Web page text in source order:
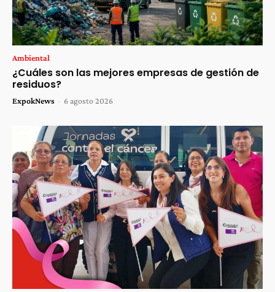
Ambiental
¿Cuáles son las mejores empresas de gestión de
residuos?
ExpokNews - 6 agosto 2026